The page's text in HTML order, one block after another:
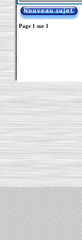
Page 1 sur 1